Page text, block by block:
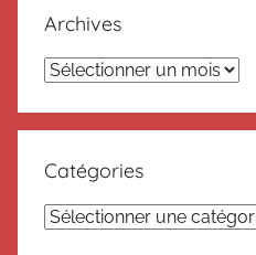
Archives
Archives
Catégories
Catégories